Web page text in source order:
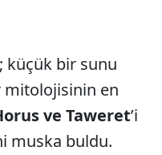
küçük bir sunu
mitolojisinin en
ve Taweret’i
muska buldu.